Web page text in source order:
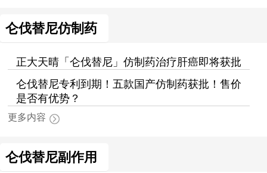
仑伐替尼仿制药
正大天晴「仑伐替尼」仿制药治疗肝癌即将获批
仑伐替尼专利到期！五款国产仿制药获批！售价
是否有优势？
更多内容
仑伐替尼副作用